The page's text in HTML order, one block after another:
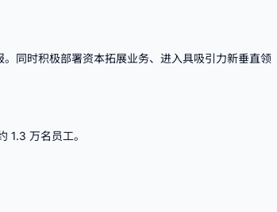
同时积极部署资本拓展业务、进入具吸引力新垂直领
1.3 万名员工。